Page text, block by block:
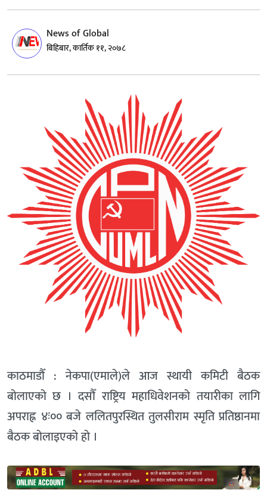
News of Global
बिहिबार, कार्तिक ११, २०७८
काठमाडौँ : नेकपा(एमाले)ले आज स्थायी कमिटी बैठक
बोलाएको छ । दसौँ राष्ट्रिय महाधिवेशनको तयारीका लागि
अपराह्न ४ः०० बजे ललितपुरस्थित तुलसीराम स्मृति प्रतिष्ठानमा
बैठक बोलाइएको हो ।